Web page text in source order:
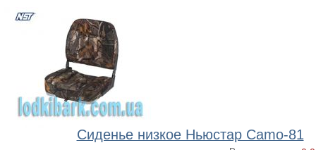
Сиденье низкое Ньюстар Camo-81